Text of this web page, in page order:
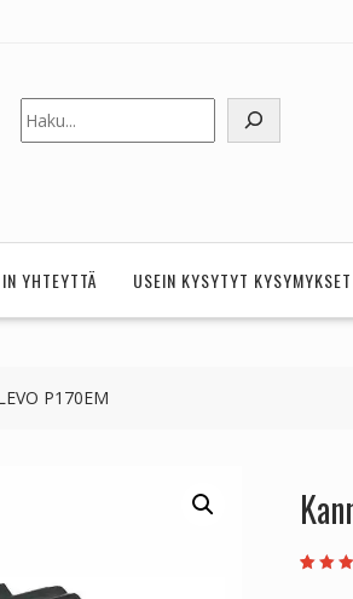
Etsi
YHTEYTTÄ USEIN KYSYTYT KYSYMYKSET
P170EM